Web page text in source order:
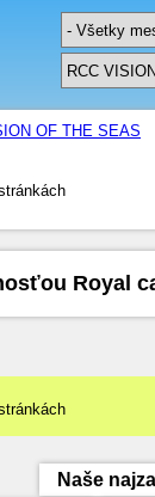
OF THE SEAS
Royal